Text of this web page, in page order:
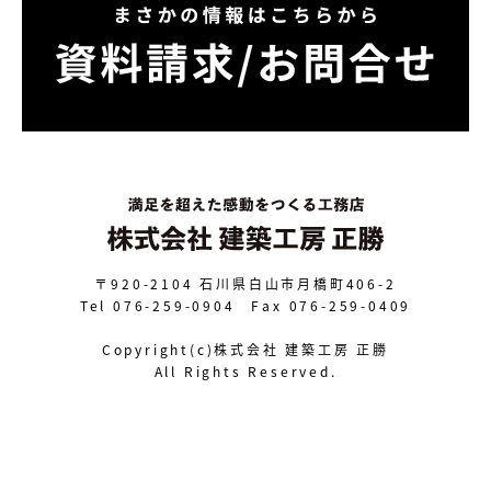
〒920-2104 石川県白山市月橋町406-2
Tel 076-259-0904 Fax 076-259-0409
Copyright(c)株式会社 建築工房 正勝
All Rights Reserved.